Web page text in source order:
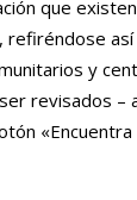
que
refiréndose
y
revisados –